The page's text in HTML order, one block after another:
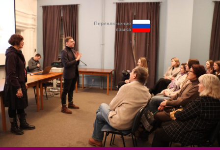
Переключение
языка